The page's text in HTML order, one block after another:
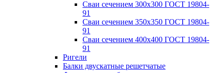
Сваи сечением 300х300 ГОСТ 19804-
91
Сваи сечением 350х350 ГОСТ 19804-
91
Сваи сечением 400х400 ГОСТ 19804-
91
Ригели
Балки двускатные решетчатые